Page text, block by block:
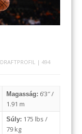
DRAFTPROFIL| 494
Magasság: 6’3″ /
1.91 m
Súly: 175 lbs /
79 kg